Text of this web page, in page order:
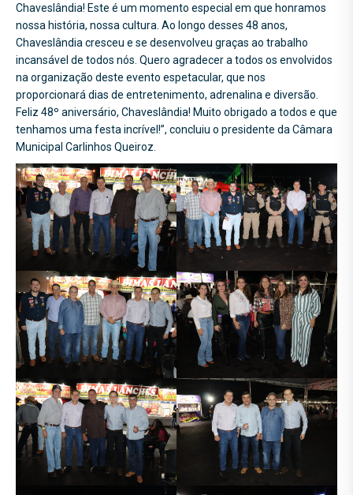
Chaveslândia! Este é um momento especial em que honramos
nossa história, nossa cultura. Ao longo desses 48 anos,
Chaveslândia cresceu e se desenvolveu graças ao trabalho
incansável de todos nós. Quero agradecer a todos os envolvidos
na organização deste evento espetacular, que nos
proporcionará dias de entretenimento, adrenalina e diversão.
Feliz 48º aniversário, Chaveslândia! Muito obrigado a todos e que
tenhamos uma festa incrível!”, concluiu o presidente da Câmara
Municipal Carlinhos Queiroz.